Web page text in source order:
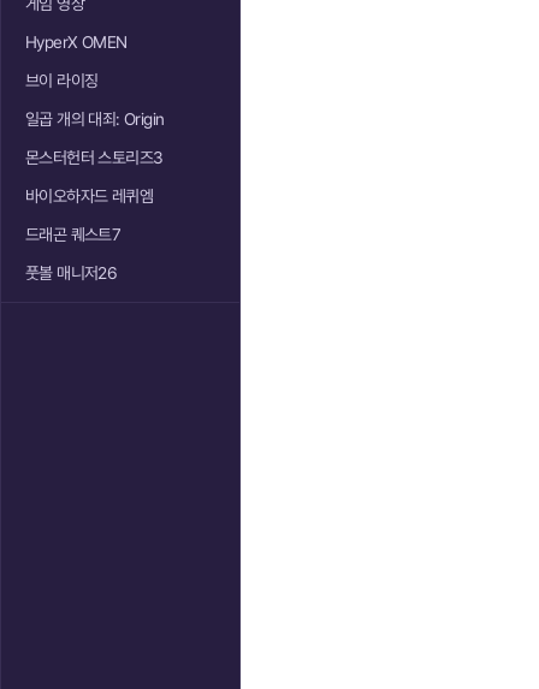
HyperX OMEN
브이 라이징
일곱 개의 대죄: Origin
몬스터헌터 스토리즈3
바이오하자드 레퀴엠
드래곤 퀘스트7
풋볼 매니저26